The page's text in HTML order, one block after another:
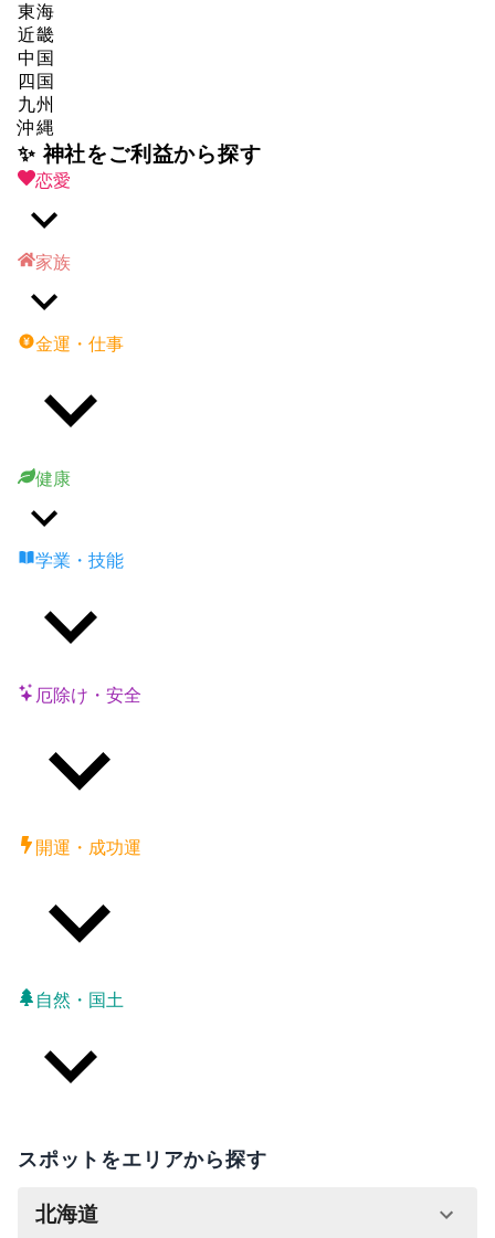
東海
近畿
中国
四国
九州
沖縄
✨ 神社をご利益から探す
恋愛
家族
金運・仕事
健康
学業・技能
厄除け・安全
開運・成功運
自然・国土
スポットをエリアから探す
北海道